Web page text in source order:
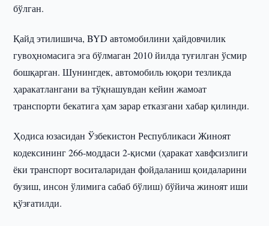
бўлган.
Қайд этилишича, BYD автомобилини ҳайдовчилик
гувоҳномасига эга бўлмаган 2010 йилда туғилган ўсмир
бошқарган. Шунингдек, автомобиль юқори тезликда
ҳаракатлангани ва тўқнашувдан кейин жамоат
транспорти бекатига ҳам зарар етказгани хабар қилинди.
Ҳодиса юзасидан Ўзбекистон Республикаси Жиноят
кодексининг 266-моддаси 2-қисми (ҳаракат хавфсизлиги
ёки транспорт воситаларидан фойдаланиш қоидаларини
бузиш, инсон ўлимига сабаб бўлиш) бўйича жиноят иши
қўзғатилди.